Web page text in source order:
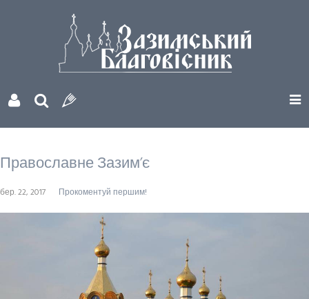
Православне Зазим’є
бер. 22, 2017 Прокоментуй першим!